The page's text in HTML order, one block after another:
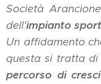
Società
dell'impianto
Un affidamento
questa si tratta
percorso di